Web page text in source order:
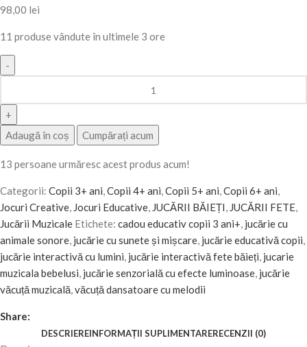
98,00 lei
11 produse vândute în ultimele 3 ore
Adaugă în coș Cumpărați acum
13 persoane urmăresc acest produs acum!
Categorii: Copii 3+ ani,Copii 4+ ani,Copii 5+ ani,Copii 6+ ani,
Jocuri Creative, Jocuri Educative, JUCĂRII BĂIEȚI, JUCĂRII FETE,
Jucării Muzicale Etichete: cadou educativ copii 3 ani+, jucărie cu
animale sonore, jucărie cu sunete și mișcare, jucărie educativă copii,
jucărie interactivă cu lumini, jucărie interactivă fete băieți, jucarie
muzicala bebelusi, jucărie senzorială cu efecte luminoase, jucărie
văcuță muzicală,văcuță dansatoare cu melodii
Share:
DESCRIEREINFORMAȚII SUPLIMENTARERECENZII (0)